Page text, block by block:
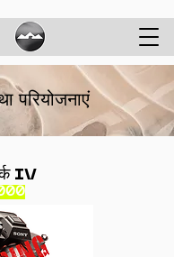
परियोजनाएं
IV